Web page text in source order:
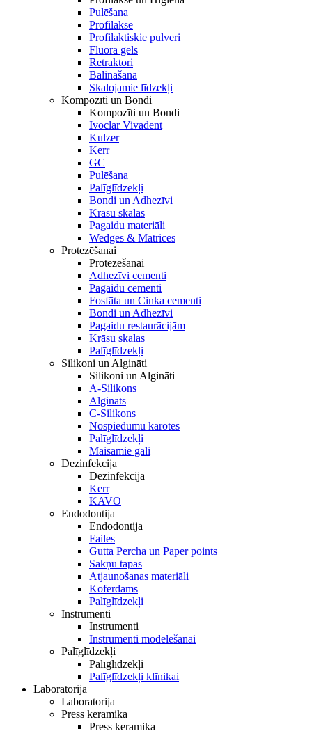
Pulēšana
Profilakse
Profilaktiskie pulveri
Fluora gēls
Retraktori
Balināšana
Skalojamie līdzekļi
Kompozīti un Bondi
Kompozīti un Bondi
Ivoclar Vivadent
Kulzer
Kerr
GC
Pulēšana
Palīglīdzekļi
Bondi un Adhezīvi
Krāsu skalas
Pagaidu materiāli
Wedges & Matrices
Protezēšanai
Protezēšanai
Adhezīvi cementi
Pagaidu cementi
Fosfāta un Cinka cementi
Bondi un Adhezīvi
Pagaidu restaurācijām
Krāsu skalas
Palīglīdzekļi
Silikoni un Algināti
Silikoni un Algināti
A-Silikons
Algināts
C-Silikons
Nospiedumu karotes
Palīglīdzekļi
Maisāmie gali
Dezinfekcija
Dezinfekcija
Kerr
KAVO
Endodontija
Endodontija
Failes
Gutta Percha un Paper points
Sakņu tapas
Atjaunošanas materiāli
Koferdams
Palīglīdzekļi
Instrumenti
Instrumenti
Instrumenti modelēšanai
Palīglīdzekļi
Palīglīdzekļi
Palīglīdzekļi klīnikai
Laboratorija
Laboratorija
Press keramika
Press keramika